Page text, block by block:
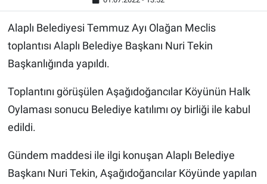
Alaplı Belediyesi Temmuz Ayı Olağan Meclis
toplantısı Alaplı Belediye Başkanı Nuri Tekin
Başkanlığında yapıldı.
Toplantını görüşülen Aşağıdoğancılar Köyünün Halk
Oylaması sonucu Belediye katılımı oy birliği ile kabul
edildi.
Gündem maddesi ile ilgi konuşan Alaplı Belediye
Başkanı Nuri Tekin, Aşağıdoğancılar Köyünde yapılan